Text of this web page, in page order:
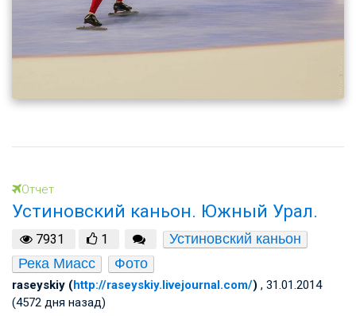
Отчет
Устиновский каньон. Южный Урал.
7931 1
Устиновский каньон
Река Миасс
Фото
raseyskiy (http://raseyskiy.livejournal.com/) , 31.01.2014
(4572 дня назад)